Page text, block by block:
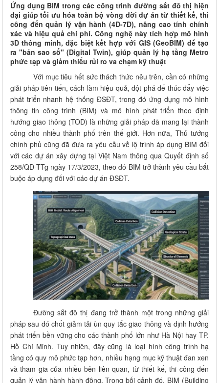
Ứng dụng BIM trong các công trình đường sắt đô thị hiện
đại giúp tối ưu hóa toàn bộ vòng đời dự án từ thiết kế, thi
công đến quản lý vận hành (4D-7D), nâng cao tính chính
xác và hiệu quả chi phí. Công nghệ này tích hợp mô hình
3D thông minh, đặc biệt kết hợp với GIS (GeoBIM) để tạo
ra "bản sao số" (Digital Twin), giúp quản lý hạ tầng Metro
phức tạp và giảm thiểu rủi ro va chạm kỹ thuật
Với mục tiêu hết sức thách thức nêu trên, cần có những
giải pháp tiên tiến, cách làm hiệu quả, đột phá để thúc đẩy việc
phát triển nhanh hệ thống ĐSĐT, trong đó ứng dụng mô hình
thông tin công trình (BIM) và mô hình phát triển theo định
hướng giao thông (TOD) là những giải pháp đã mang lại thành
công cho nhiều thành phố trên thế giới. Hơn nữa, Thủ tướng
chính phủ cũng đã đưa ra yêu cầu về lộ trình áp dụng BIM đối
với các dự án xây dựng tại Việt Nam thông qua Quyết định số
258/QĐ-TTg ngày 17/3/2023, theo đó BIM trở thành yêu cầu bắt
buộc áp dụng đối với các dự án ĐSĐT.
Đường sắt đô thị đang trở thành một trong những giải
pháp sau đó chốt giảm tải ùn quy tắc giao thông và định hướng
phát triển bền vững cho các thành phố lớn như Hà Nội hay TP.
Hồ Chí Minh. Tuy nhiên, đây cũng là loại hình công trình hạ
tầng có quy mô phức tạp hơn, nhiều hạng mục kỹ thuật đan xen
và tham gia của nhiều bên liên quan, từ thiết kế, thi công đến
quản lý vận hành hành động. Trong bối cảnh đó, BIM (Building